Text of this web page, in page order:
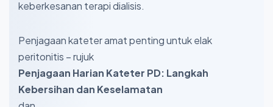
keberkesanan terapi dialisis.
Penjagaan kateter amat penting untuk elak
peritonitis – rujuk
Penjagaan Harian Kateter PD: Langkah
Kebersihan dan Keselamatan